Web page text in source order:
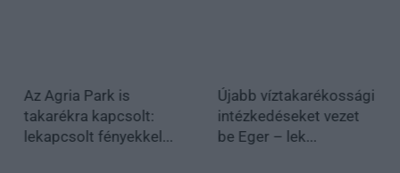
Az Agria Park is
takarékra kapcsolt:
lekapcsolt fényekkel...
Újabb víztakarékossági
intézkedéseket vezet
be Eger – lek...